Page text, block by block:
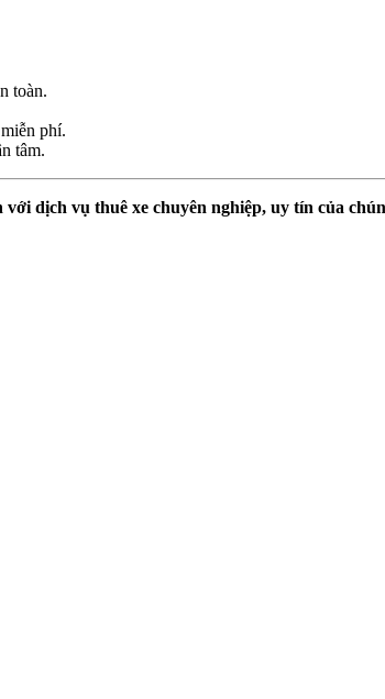
toàn.
phí.
tâm.
dịch vụ thuê xe chuyên nghiệp, uy tín của